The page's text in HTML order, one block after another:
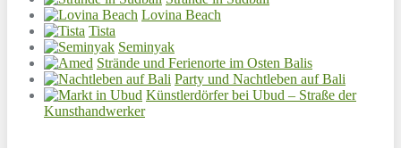
Lovina Beach
Tista
Seminyak
Strände und Ferienorte im Osten Balis
Party und Nachtleben auf Bali
Künstlerdörfer bei Ubud – Straße der
Kunsthandwerker